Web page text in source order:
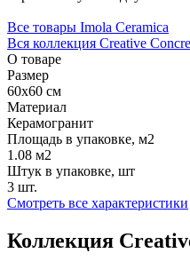
Все товары Imola Ceramica
Вся коллекция Creative
О товаре
Размер
60x60 см
Материал
Керамогранит
Площадь в упаковке, м2
1.08 м2
Штук в упаковке, шт
3 шт.
Смотреть все характеристики
Коллекция